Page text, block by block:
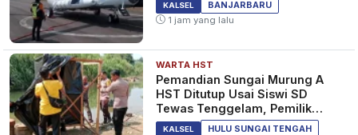
Patroli Tengah Malam, Polresta
Banjarmasin Sita 8 Motor
Diduga Terlibat Balap Liar
KALSEL 1 bulan yang lalu
KALSEL
BANJARBARU
1 jam yang lalu
WARTA HST
Pemandian Sungai Murung A
HST Ditutup Usai Siswi SD
Tewas Tenggelam, Pemilik
Lahan Diperiksa Polisi
KALSEL
HULU SUNGAI TENGAH